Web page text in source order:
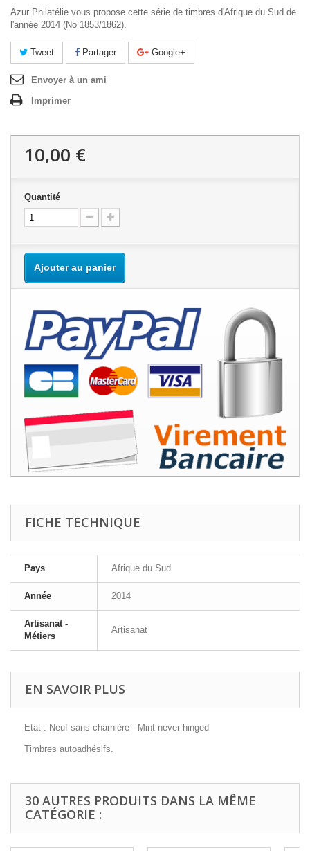
Azur Philatélie vous propose cette série de timbres d'Afrique du Sud de
l'année 2014 (No 1853/1862).
Tweet Partager Google+
Envoyer à un ami
Imprimer
10,00 €
Quantité
Ajouter au panier
FICHE TECHNIQUE
Pays Afrique du Sud
Année 2014
Artisanat -
Métiers
Artisanat
EN SAVOIR PLUS
Etat : Neuf sans charnière - Mint never hinged
Timbres autoadhésifs.
30 AUTRES PRODUITS DANS LA MÊME
CATÉGORIE :